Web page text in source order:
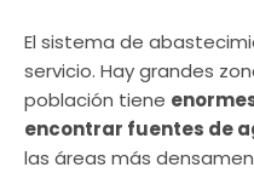
El sistema de
servicio. Hay grandes
población tiene
encontrar fuentes de
las áreas más